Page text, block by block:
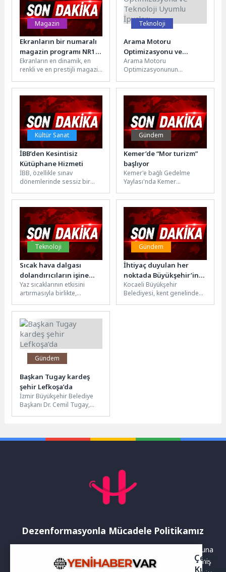
Magazin
Ekranların bir numaralı
magazin programı NR1
Magazin yine güncemi
sallayacak
Ekranların en dinamik, en
renkli ve en prestijli magazin
başarılı sunucu Zeynep...
Teknoloji
Arama Motoru
Optimizasyonu ve
Teknoloji Uyumlu
İpuçları
Arama Motoru
Optimizasyonunun
motoru optimizasyonu
(SEO), bir web sitesinin
arama motorları...
Kültür Sanat
İBB’den Kesintisiz
Kütüphane Hizmeti
İBB, özellikle sınav
dönemlerinde sessiz bir
duyan öğrenciler için kentin
üç kritik...
Gündem
Kemer’de “Mor turizm”
başlıyor
Kemer'e bağlı Gedelme
Yaylası'nda Kemer
Antalya Büyükşehir
Belediyesi'nin destekleri ile
ekimi yapılan “Mor...
Teknoloji
Sıcak hava dalgası
dolandırıcıların işine
yaradı: Sahte klima
kampanyalarına dikkat
Yaz sıcaklarının etkisini
artırmasıyla birlikte,
almak isteyen tüketicileri
hedef alan dolandırıcılık
girişimleri...
Gündem
İhtiyaç duyulan her
noktada Büyükşehir’in
izi var
Kocaeli Büyükşehir
Belediyesi, kent genelinde
Gündem
Başkan Tugay kardeş
şehir Lefkoşa’da
İzmir Büyükşehir Belediye
Başkanı Dr. Cemil Tugay,
Dezenformasyonla Mücadele Politikamız
Yayınlanan haberler doğruluk ilkesi gözetilerek hazırlanır. Buna
rağmen bazı içeriklerde eksik, hatalı veya güncelliğini yitirmiş
Çerez